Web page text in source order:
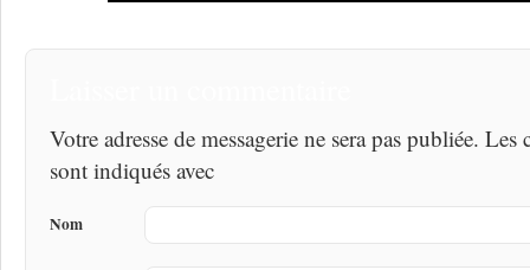
Votre adresse de messagerie ne sera pas publiée.
sont indiqués avec
Nom